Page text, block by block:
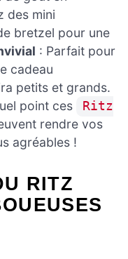
des mini
bretzel pour une
: Parfait pour
cadeau
petits et grands.
point ces
Ritz
rendre vos
agréables !
RITZ